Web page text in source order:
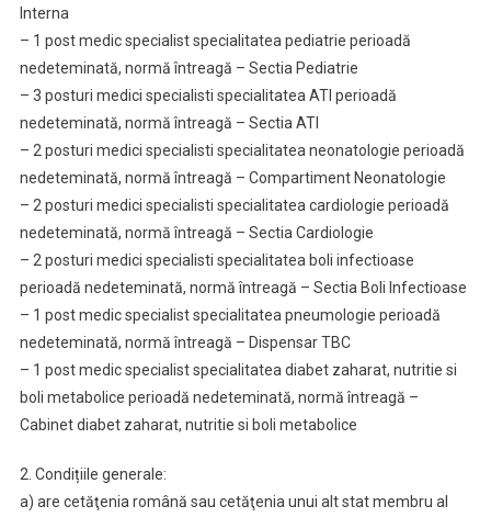
Interna
– 1 post medic specialist specialitatea pediatrie perioadă
nedeteminată, normă întreagă – Sectia Pediatrie
– 3 posturi medici specialisti specialitatea ATI perioadă
nedeteminată, normă întreagă – Sectia ATI
– 2 posturi medici specialisti specialitatea neonatologie perioadă
nedeteminată, normă întreagă – Compartiment Neonatologie
– 2 posturi medici specialisti specialitatea cardiologie perioadă
nedeteminată, normă întreagă – Sectia Cardiologie
– 2 posturi medici specialisti specialitatea boli infectioase
perioadă nedeteminată, normă întreagă – Sectia Boli Infectioase
– 1 post medic specialist specialitatea pneumologie perioadă
nedeteminată, normă întreagă – Dispensar TBC
– 1 post medic specialist specialitatea diabet zaharat, nutritie si
boli metabolice perioadă nedeteminată, normă întreagă –
Cabinet diabet zaharat, nutritie si boli metabolice
2. Condițiile generale:
a) are cetăţenia română sau cetăţenia unui alt stat membru al